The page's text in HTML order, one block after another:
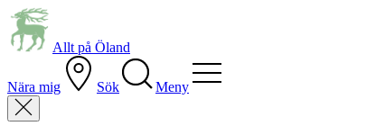
Allt på Öland
Nära mig Sök Meny